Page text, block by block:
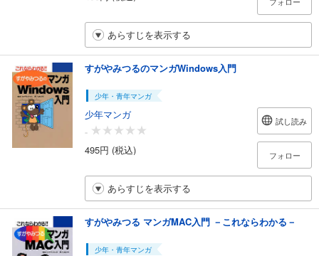
あらすじを表示する
すがやみつるのマンガWindows入門
少年・青年マンガ
少年マンガ
-
495円 (税込)
試し読み
フォロー
あらすじを表示する
すがやみつる マンガMAC入門 －これならわかる－
少年・青年マンガ